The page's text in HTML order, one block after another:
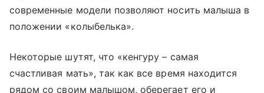
современные модели позволяют носить малыша в
положении «колыбелька».
Некоторые шутят, что «кенгуру – самая
счастливая мать», так как все время находится
рядом со своим малышом, оберегает его и